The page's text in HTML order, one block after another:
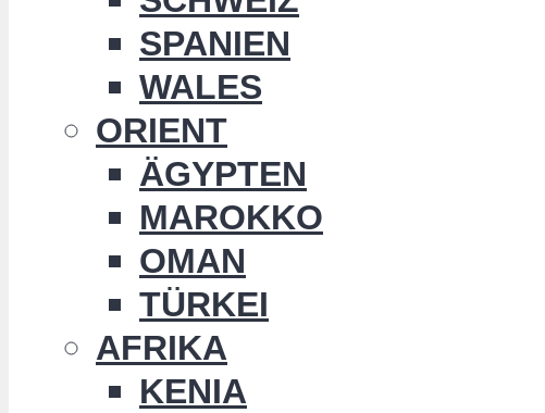
SPANIEN
WALES
ORIENT
ÄGYPTEN
MAROKKO
OMAN
TÜRKEI
AFRIKA
KENIA